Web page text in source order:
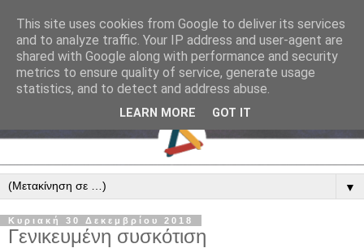
▼
Κυριακή 30 Δεκεμβρίου 2018
Γενικευμένη συσκότιση
This site uses cookies from Google to deliver its services
and to analyze traffic. Your IP address and user-agent are
shared with Google along with performance and security
metrics to ensure quality of service, generate usage
statistics, and to detect and address abuse.
LEARN MORE GOT IT